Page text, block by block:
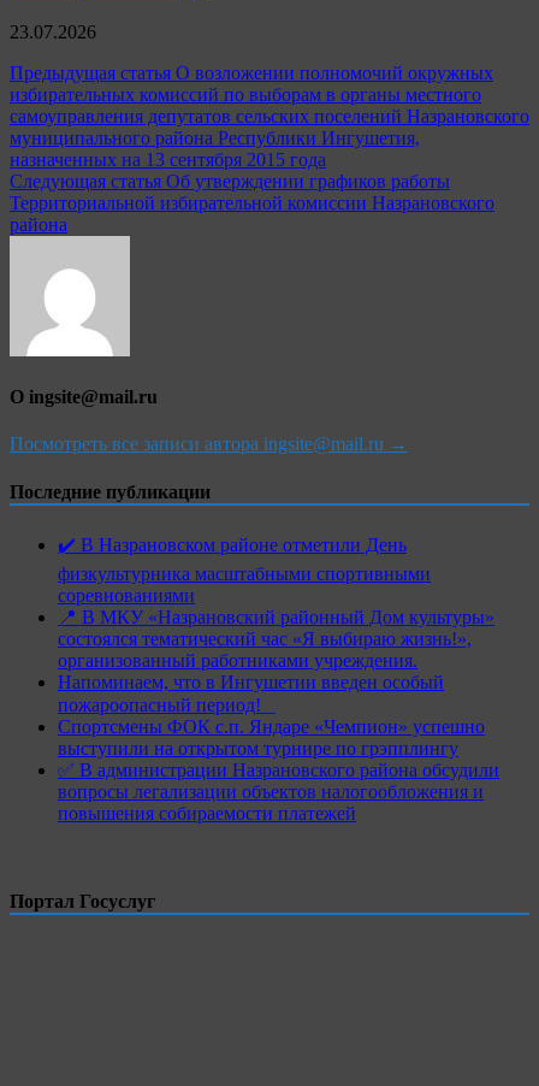
23.07.2026
Навигация
по
записям
Предыдущая статья О возложении полномочий окружных
избирательных комиссий по выборам в органы местного
самоуправления депутатов сельских поселений Назрановского
муниципального района Республики Ингушетия,
назначенных на 13 сентября 2015 года
Следующая статья Об утверждении графиков работы
Территориальной избирательной комиссии Назрановского
района
О ingsite@mail.ru
Посмотреть все записи автора ingsite@mail.ru →
Последние публикации
✔️ В Назрановском районе отметили День
физкультурника масштабными спортивными
соревнованиями
📍 В МКУ «Назрановский районный Дом культуры»
состоялся тематический час «Я выбираю жизнь!»,
организованный работниками учреждения.
Напоминаем, что в Ингушетии введен особый
пожароопасный период!⁣⁣⠀
Спортсмены ФОК с.п. Яндаре «Чемпион» успешно
выступили на открытом турнире по грэпплингу
✅ В администрации Назрановского района обсудили
вопросы легализации объектов налогообложения и
повышения собираемости платежей
Портал Госуслуг